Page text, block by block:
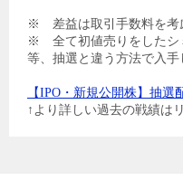
※ 差益は取引手数料を考
※ 全て初値売りをしたシ
等、抽選と違う方法で入手
【IPO・新規公開株】抽
↑より詳しい過去の戦績は